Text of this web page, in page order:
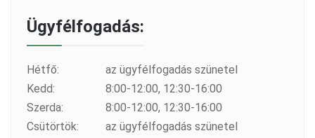
Ügyfélfogadás:
Hétfő:
az ügyfélfogadás szünetel
Kedd:
8:00-12:00, 12:30-16:00
Szerda:
8:00-12:00, 12:30-16:00
Csütörtök:
az ügyfélfogadás szünetel